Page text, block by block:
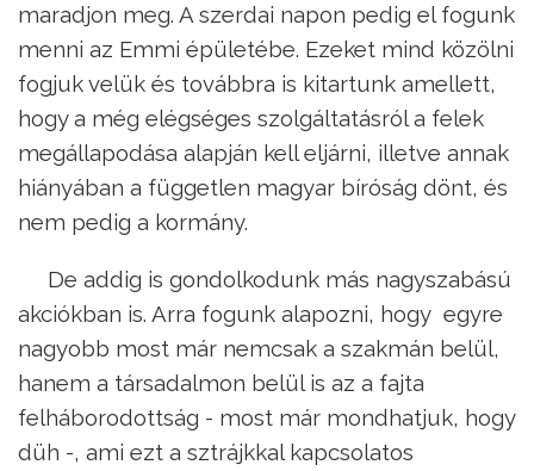
maradjon meg. A szerdai napon pedig el fogunk
menni az Emmi épületébe. Ezeket mind közölni
fogjuk velük és továbbra is kitartunk amellett,
hogy a még elégséges szolgáltatásról a felek
megállapodása alapján kell eljárni, illetve annak
hiányában a független magyar bíróság dönt, és
nem pedig a kormány.
De addig is gondolkodunk más nagyszabású
akciókban is. Arra fogunk alapozni, hogy egyre
nagyobb most már nemcsak a szakmán belül,
hanem a társadalmon belül is az a fajta
felháborodottság - most már mondhatjuk, hogy
düh -, ami ezt a sztrájkkal kapcsolatos